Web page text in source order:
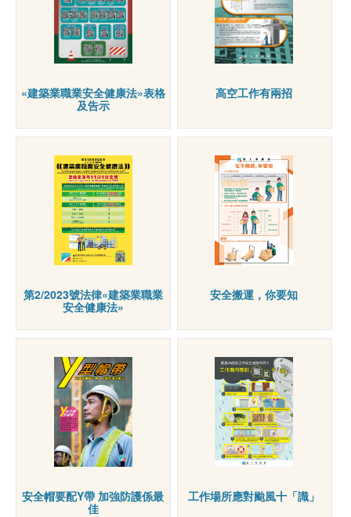
«建築業職業安全健康法»表格
及告示
高空工作有兩招
第2/2023號法律«建築業職業
安全健康法»
安全搬運，你要知
安全帽要配Y帶 加強防護係最
佳
工作場所應對颱風十「識」